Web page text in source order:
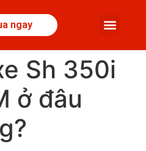
ngay
Sh 350i
ở đâu